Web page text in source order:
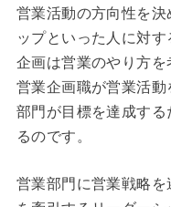
営業活動の方向性を
ップといった人に対
企画は営業のやり方を
営業企画職が営業活
部門が目標を達成する
るのです。
営業部門に営業戦略